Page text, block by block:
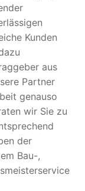
Kunden
aus
Partner
genauso
wir Sie zu
der
Bau-,